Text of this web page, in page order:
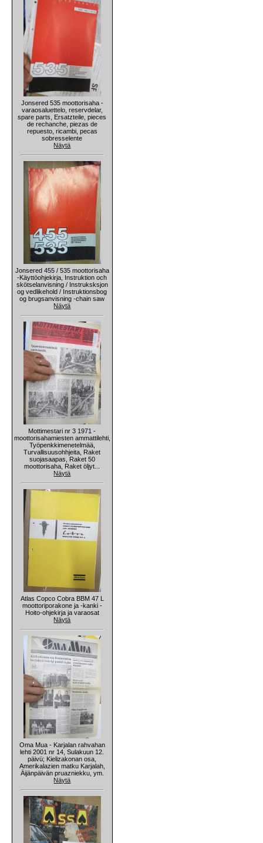
Jonsered 535 moottorisaha -
varaosaluettelo, reservdelar,
spare parts, Ersatzteile, pieces
de rechanche, piezas de
repuesto, ricambi, pecas
sobresselente
Näytä
Jonsered 455 / 535 moottorisaha
-Käyttöohjekirja, Instruktion och
skötselanvisning / Instruksksjon
og vedlikehold / Instruktionsbog
og brugsanvisning -chain saw
Näytä
Mottimestari nr 3 1971 -
moottorisahamiesten ammattilehti,
Työpenkkimenetelmää,
Turvallisuusohhjeita, Raket
suojasaapas, Raket 50
moottorisaha, Raket öljyt...
Näytä
Atlas Copco Cobra BBM 47 L
moottoriporakone ja -kanki -
Hoito-ohjekirja ja varaosat
Näytä
Oma Mua - Karjalan rahvahan
lehti 2001 nr 14, Sulakuun 12.
päivü; Kielizakonan osa,
Amerikalazien matku Karjalah,
Äijänpäivän pruazniekku, ym.
Näytä